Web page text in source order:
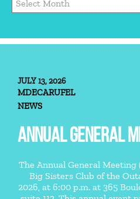
JULY 13, 2026
MDECARUFEL
NEWS
ANNUAL GENERAL
The Annual General
Big Sisters Club of the
2026, at 6:00 p.m. at 365